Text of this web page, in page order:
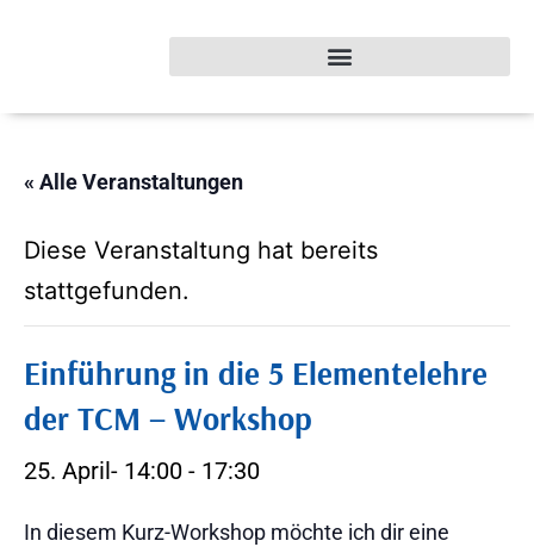
« Alle Veranstaltungen
Diese Veranstaltung hat bereits
stattgefunden.
Einführung in die 5 Elementelehre
der TCM – Workshop
25. April- 14:00 - 17:30
In diesem Kurz-Workshop möchte ich dir eine